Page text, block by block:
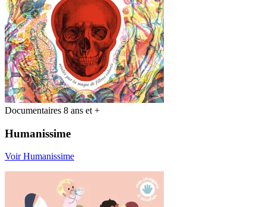
Documentaires 8 ans et +
Humanissime
Voir Humanissime